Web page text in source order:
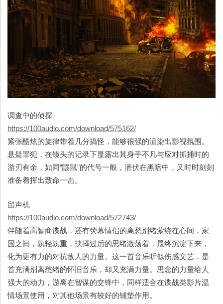
调查中的侦探
https://100audio.com/download/575162/
紧张酷炫的旋律带着几分搞怪，能够很强的渲染出影视氛围。
悬疑罪犯，在镜头的记录下显露出其身手不凡与应对抓捕时的
游刃有余，如同“鼹鼠”的代号一般，潜伏在黑暗中，又时时刻刻
准备着挥出致命一击。
留声机
https://100audio.com/download/572743/
伴随着高智商谍战，还有荧幕情侣的离愁别绪萦绕在心间，家
国之间，孰轻孰重，抉择过后的思绪激荡着，最终沉淀下来，
化为更有力的对抗敌人的力量。这一首音乐听似伤感文艺，是
首充满别离愁绪的怀旧音乐，却又充满力量。思念的力量给人
强大的动力，游离在智谋的交锋中，同样适合在谍战类影片温
情场景使用，对其他场景有较好的铺垫作用。